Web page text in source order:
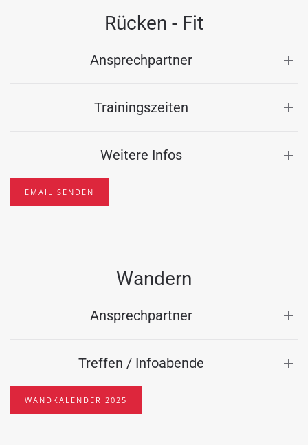
Rücken - Fit
Ansprechpartner
Trainingszeiten
Weitere Infos
EMAIL SENDEN
Wandern
Ansprechpartner
Treffen / Infoabende
WANDKALENDER 2025